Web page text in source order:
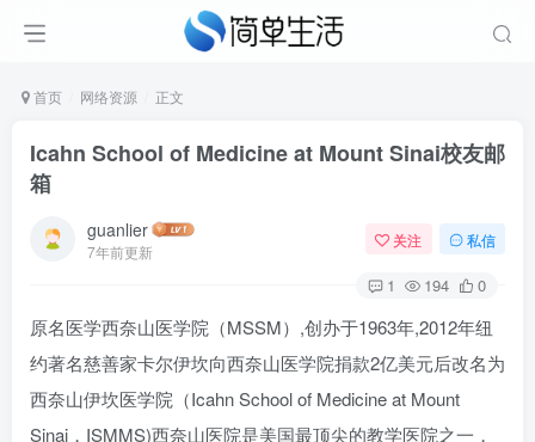
首页 网络资源 正文
Icahn School of Medicine at Mount Sinai校友邮
箱
guanlier
7年前更新
关注 私信
1 194 0
原名医学西奈山医学院（MSSM）,创办于1963年,2012年纽
约著名慈善家卡尔伊坎向西奈山医学院捐款2亿美元后改名为
西奈山伊坎医学院（Icahn School of Medicine at Mount
Sinai，ISMMS)西奈山医院是美国最顶尖的教学医院之一，